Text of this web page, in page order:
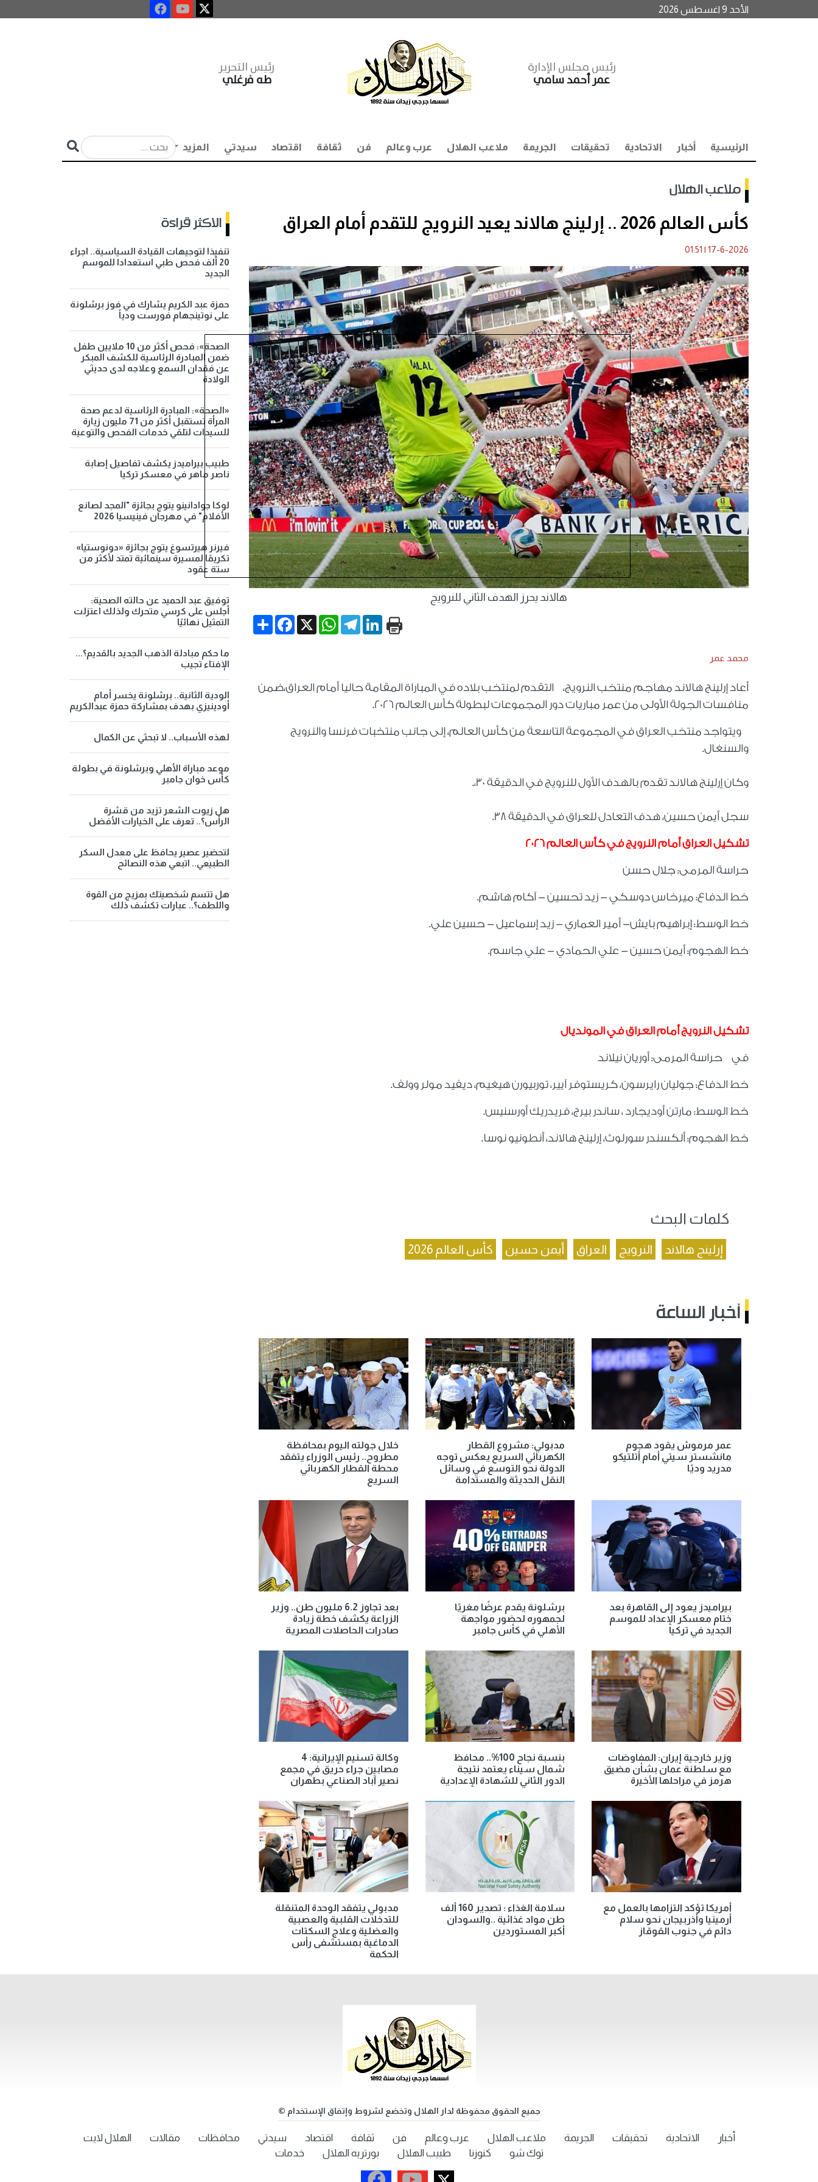
الأحد 9 اغسطس 2026
رئيس مجلس الإدارة
عمر أحمد سامي
رئيس التحرير
طه فرغلي
الرئيسية أخبار الاتحادية تحقيقات الجريمة ملاعب الهلال عرب وعالم فن ثقافة اقتصاد سيدتي المزيد
ملاعب الهلال
كأس العالم 2026 .. إرلينج هالاند يعيد النرويج للتقدم أمام العراق
17-6-2026
|
01:51
هالاند يحرز الهدف الثاني للنرويج
Share
Facebook X
WhatsApp
TelegramLinkedIn
محمد عمر
أعاد إرلينج هالاند مهاجم منتخب النرويج، التقدم لمنتخب بلاده في المباراة المقامة حاليا أمام العراق،ضمن
منافسات الجولة الأولى من عمر مباريات دور المجموعات لبطولة كأس العالم 2026.
ويتواجد منتخب العراق في المجموعة التاسعة من كأس العالم، إلى جانب منتخبات فرنسا والنرويج
والسنغال.
وكان إرلينج هالاند تقدم بالهدف الأول للنرويج في الدقيقة 30،.
سجل أيمن حسين، هدف التعادل للعراق في الدقيقة 38.
تشكيل العراق أمام النرويج في كأس العالم 2026
حراسة المرمى: جلال حسن
خط الدفاع: ميرخاس دوسكي - زيد تحسين - آكام هاشم.
خط الوسط: إبراهيم بايش- أمير العماري - زيد إسماعيل - حسين علي.
خط الهجوم: أيمن حسين - علي الحمادي - علي جاسم.
تشكيل النرويج أمام العراق في المونديال
في حراسة المرمى: أوريان نيلاند
خط الدفاع: جوليان رايرسون، كريستوفر آيير، توربيورن هيغيم، ديفيد مولر وولف.
خط الوسط: مارتن أوديجارد ، ساندر بيرج، فريدريك أورسنيس.
خط الهجوم: ألكسندر سورلوث، إرلينج هالاند، أنطونيو نوسا.
كلمات البحث
إرلينج هالاند النرويج العراق أيمن حسين كأس العالم 2026
أخبار الساعة
عمر مرموش يقود هجوم
مانشستر سيتي أمام أتلتيكو
مدريد وديًا
مدبولي: مشروع القطار
الكهربائي السريع يعكس توجه
الدولة نحو التوسع في وسائل
النقل الحديثة والمستدامة
خلال جولته اليوم بمحافظة
مطروح.. رئيس الوزراء يتفقد
محطة القطار الكهربائي
السريع
بيراميدز يعود إلى القاهرة بعد
ختام معسكر الإعداد للموسم
الجديد في تركيا
برشلونة يقدم عرضًا مغريًا
لجمهوره لحضور مواجهة
الأهلي في كأس جامبر
بعد تجاوز 6.2 مليون طن.. وزير
الزراعة يكشف خطة زيادة
صادرات الحاصلات المصرية
وزير خارجية إيران: المفاوضات
مع سلطنة عمان بشأن مضيق
هرمز في مراحلها الأخيرة
بنسبة نجاح 100%.. محافظ
شمال سيناء يعتمد نتيجة
الدور الثاني للشهادة الإعدادية
وكالة تسنيم الإيرانية: 4
مصابين جراء حريق في مجمع
نصير آباد الصناعي بطهران
أمريكا تؤكد التزامها بالعمل مع
أرمينيا وأذربيجان نحو سلام
دائم في جنوب القوقاز
سلامة الغذاء : تصدير 160 ألف
طن مواد غذائية ..والسودان
أكبر المستوردين
مدبولي يتفقد الوحدة المتنقلة
للتدخلات القلبية والعصبية
والعضلية وعلاج السكتات
الدماغية بمستشفى رأس
الحكمة
الاكثر قراءة
تنفيذا لتوجيهات القيادة السياسية.. اجراء
20 ألف فحص طبي استعدادا للموسم
الجديد
حمزة عبد الكريم يشارك في فوز برشلونة
على نوتينجهام فورست ودياً
الصحة»: فحص أكثر من 10 ملايين طفل
ضمن المبادرة الرئاسية للكشف المبكر
عن فقدان السمع وعلاجه لدى حديثي
الولادة
«الصحة»: المبادرة الرئاسية لدعم صحة
المرأة تستقبل أكثر من 71 مليون زيارة
للسيدات لتلقي خدمات الفحص والتوعية
طبيب بيراميدز يكشف تفاصيل إصابة
ناصر ماهر في معسكر تركيا
لوكا جوادانينو يتوج بجائزة "المجد لصانع
الأفلام" في مهرجان فينيسيا 2026
فيرنر هيرتسوغ يتوج بجائزة «دونوستيا»
تكريمًا لمسيرة سينمائية تمتد لأكثر من
ستة عقود
توفيق عبد الحميد عن حالته الصحية:
أجلس على كرسي متحرك ولذلك اعتزلت
التمثيل نهائيًا
ما حكم مبادلة الذهب الجديد بالقديم؟...
الإفتاء تجيب
الودية الثانية.. برشلونة يخسر أمام
أودينيزي بهدف بمشاركة حمزة عبدالكريم
لهذه الأسباب.. لا تبحثي عن الكمال
موعد مباراة الأهلي وبرشلونة في بطولة
كأس خوان جامبر
هل زيوت الشعر تزيد من قشرة
الرأس؟.. تعرف على الخيارات الأفضل
لتحضير عصير يحافظ على معدل السكر
الطبيعي.. اتبعي هذه النصائح
هل تتسم شخصيتك بمزيج من القوة
واللطف؟.. عبارات تكشف ذلك
جميع الحقوق محفوظة لدار الهلال وتخضع لشروط وإتفاق الإستخدام ©
أخبار الاتحادية تحقيقات الجريمة ملاعب الهلال عرب وعالم فن ثقافة اقتصاد سيدتي محافظات مقالات
الهلال لايت
توك شو
كنوزنا طبيب الهلال بورتريه الهلال خدمات